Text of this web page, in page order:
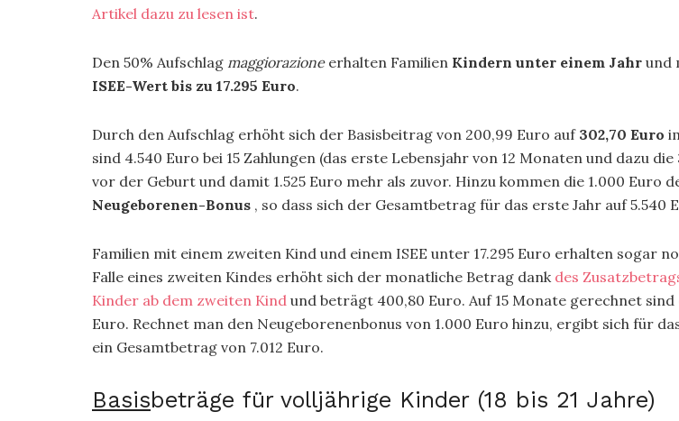
Artikel dazu zu lesen ist.
Den 50% Aufschlag maggiorazioneerhalten Familien Kindern unter einem Jahr und
ISEE-Wert bis zu 17.295 Euro.
Durch den Aufschlag erhöht sich der Basisbeitrag von 200,99 Euro auf302,70 Euro
sind 4.540 Euro bei 15 Zahlungen (das erste Lebensjahr von 12 Monaten und dazu
vor der Geburt und damit 1.525 Euro mehr als zuvor. Hinzu kommen die 1.000 Euro
Neugeborenen-Bonus , so dass sich der Gesamtbetrag für das erste Jahr auf 5.540
Familien mit einem zweiten Kind und einem ISEE unter 17.295 Euro erhalten sogar
Falle eines zweiten Kindes erhöht sich der monatliche Betrag dank des
Kinder ab dem zweiten Kind und beträgt 400,80 Euro. Auf 15 Monate gerechnet sind
Euro. Rechnet man den Neugeborenenbonus von 1.000 Euro hinzu, ergibt sich für
ein Gesamtbetrag von 7.012 Euro.
Basisbeträge für volljährige Kinder (18 bis 21 Jahre)